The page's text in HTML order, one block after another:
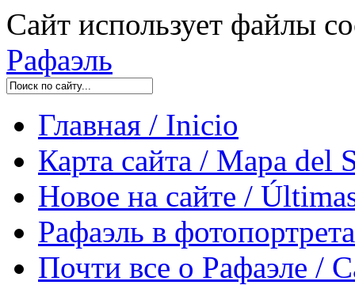
Сайт использует файлы
Рафаэль
Главная / Inicio
Карта сайта / Mapa del
Новое на сайте /
Рафаэль в
Почти все о Рафаэле /